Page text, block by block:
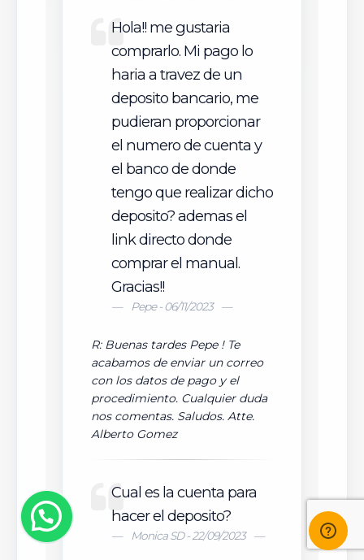
Hola!! me gustaria
comprarlo. Mi pago lo
haria a travez de un
deposito bancario, me
pudieran proporcionar
el numero de cuenta y
el banco de donde
tengo que realizar dicho
deposito? ademas el
link directo donde
comprar el manual.
Gracias!!
Pepe - 06/11/2023
R: Buenas tardes Pepe ! Te
acabamos de enviar un correo
con los datos de pago y el
procedimiento. Cualquier duda
nos comentas. Saludos. Atte.
Alberto Gomez
Cual es la cuenta para
hacer el deposito?
Monica SD - 22/09/2023